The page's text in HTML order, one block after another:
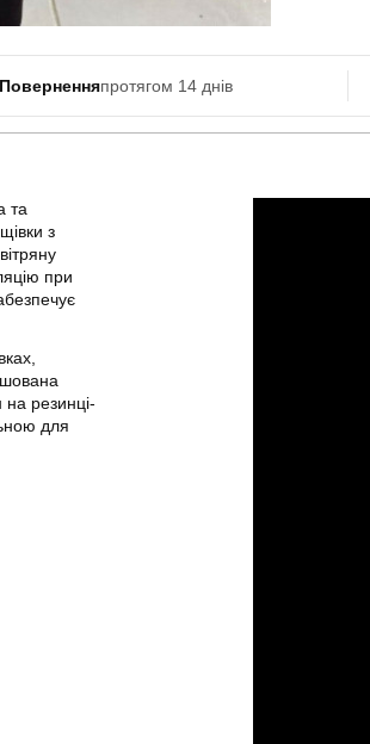
Боді
Поверненняпротягом 14 днів
та
з
при
резинці-
для